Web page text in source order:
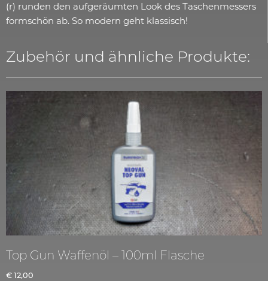
(r) runden den aufgeräumten Look des Taschenmessers
formschön ab. So modern geht klassisch!
Zubehör und ähnliche Produkte:
Top Gun Waffenöl – 100ml Flasche
€ 12,00